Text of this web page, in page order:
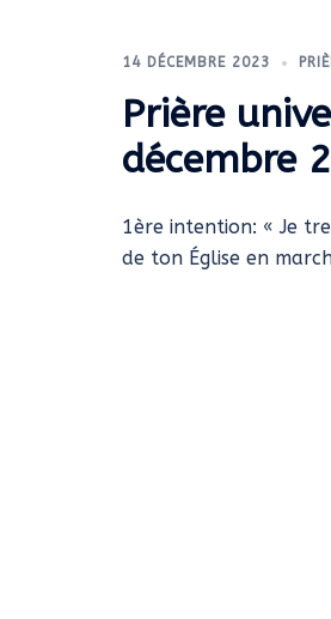
14 DÉCEMBRE 2023
Prière
décembre
1ère intention: « Je
de ton Église en